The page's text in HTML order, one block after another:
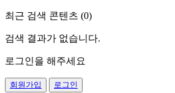
최근 검색 콘텐츠 (0)
검색 결과가 없습니다.
로그인을 해주세요
회원가입 로그인